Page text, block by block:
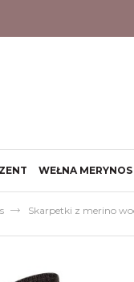
WEŁNA MERYNOS
Skarpetki z merino